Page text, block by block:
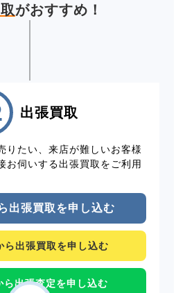
がおすすめ！
出張買取
りたい、来店が難しいお客様
お伺いする出張買取をご利用
出張買取を申し込む
ら出張買取を申し込む
ら出張査定を申し込む